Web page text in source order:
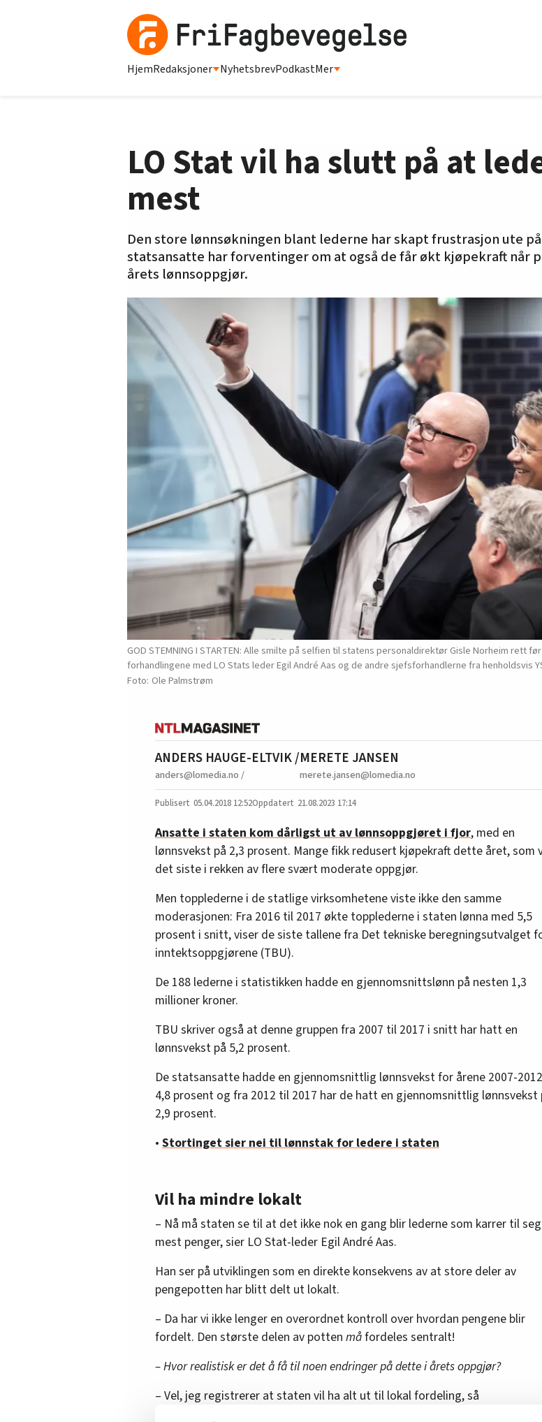
HjemRedaksjoner NyhetsbrevPodkastMer
LO Stat vil ha slutt på at
mest
Den store lønnsøkningen blant lederne har skapt frustrasjon ute
statsansatte har forventinger om at også de får økt kjøpekraft når
årets lønnsoppgjør.
GOD STEMNING I STARTEN: Alle smilte på selfien til statens personaldirektør Gisle Norheim
forhandlingene med LO Stats leder Egil André Aas og de andre sjefsforhandlerne fra henholdsvis
Ole Palmstrøm
ANDERS HAUGE-ELTVIK /
anders@lomedia.no /
MERETE JANSEN
merete.jansen@lomedia.no
05.04.2018 12:52 21.08.2023 17:14
Ansatte i staten kom dårligst ut av lønnsoppgjøret i fjor, med en
lønnsvekst på 2,3 prosent. Mange fikk redusert kjøpekraft dette året, som
det siste i rekken av flere svært moderate oppgjør.
Men topplederne i de statlige virksomhetene viste ikke den samme
moderasjonen: Fra 2016 til 2017 økte topplederne i staten lønna med 5,5
prosent i snitt, viser de siste tallene fra Det tekniske beregningsutvalget
inntektsoppgjørene (TBU).
De 188 lederne i statistikken hadde en gjennomsnittslønn på nesten 1,3
millioner kroner.
TBU skriver også at denne gruppen fra 2007 til 2017 i snitt har hatt en
lønnsvekst på 5,2 prosent.
De statsansatte hadde en gjennomsnittlig lønnsvekst for årene 2007-
4,8 prosent og fra 2012 til 2017 har de hatt en gjennomsnittlig lønnsvekst
2,9 prosent.
• Stortinget sier nei til lønnstak for ledere i staten
Vil ha mindre lokalt
– Nå må staten se til at det ikke nok en gang blir lederne som karrer til seg
mest penger, sier LO Stat-leder Egil André Aas.
Han ser på utviklingen som en direkte konsekvens av at store deler av
pengepotten har blitt delt ut lokalt.
– Da har vi ikke lenger en overordnet kontroll over hvordan pengene blir
fordelt. Den største delen av potten måfordeles sentralt!
– Hvor realistisk er det å få til noen endringer på dette i årets oppgjør?
– Vel, jeg registrerer at staten vil ha alt ut til lokal fordeling, så